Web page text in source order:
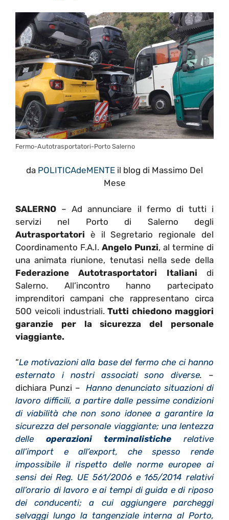
Fermo-Autotrasportatori-Porto Salerno
da POLITICAdeMENTE il blog di Massimo Del
Mese
SALERNO – Ad annunciare il fermo di tutti i
servizi nel Porto di Salerno degli
Autrasportatori è il Segretario regionale del
Coordinamento F.A.I. Angelo Punzi, al termine di
una animata riunione, tenutasi nella sede della
Federazione Autotrasportatori Italiani di
Salerno. All’incontro hanno partecipato
imprenditori campani che rappresentano circa
500 veicoli industriali.Tutti chiedono maggiori
garanzie per la sicurezza del personale
viaggiante.
“Le motivazioni alla base del fermo che ci hanno
esternato i nostri associati sono diverse. –
dichiara Punzi –
Hanno denunciato situazioni di
lavoro difficili, a partire dalle pessime condizioni
di viabilità che non sono idonee a garantire la
sicurezza del personale viaggiante; una lentezza
delle operazioni terminalistiche relative
all’import e all’export, che spesso rende
impossibile il rispetto delle norme europee ai
sensi dei Reg. UE 561/2006 e 165/2014 relativi
all’orario di lavoro e ai tempi di guida e di riposo
dei conducenti; a cui aggiungere parcheggi
selvaggi lungo la tangenziale interna al Porto,